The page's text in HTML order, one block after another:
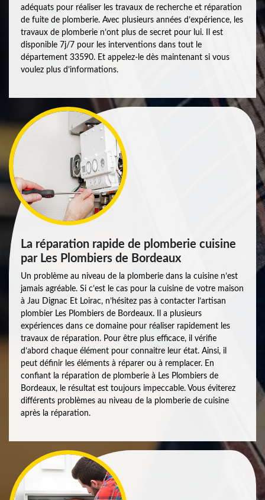
adéquats pour réaliser les travaux de recherche et réparation
de fuite de plomberie. Avec plusieurs années d’expérience, les
travaux de plomberie n’ont plus de secret pour lui. Il est
disponible 7j/7 pour les interventions dans tout le
département 33590. Et appelez-le dès maintenant si vous
voulez plus d’informations.
La réparation rapide de plomberie cuisine
par Les Plombiers de Bordeaux
Un problème au niveau de la plomberie dans la cuisine n’est
jamais agréable. Si c’est le cas pour la cuisine de votre maison
à Jau Dignac Et Loirac, n’hésitez pas à contacter l’artisan
plombier Les Plombiers de Bordeaux. Il a plusieurs
expériences dans ce domaine pour réaliser rapidement les
travaux de réparation. Pour être plus efficace, il vérifie
d’abord chaque élément pour connaitre leur état. Ainsi, il
peut définir les éléments à réparer ou à remplacer. En
confiant la réparation de plomberie à Les Plombiers de
Bordeaux, le résultat est toujours impeccable. Vous éviterez
différents problèmes au niveau de la plomberie de cuisine
après la réparation.